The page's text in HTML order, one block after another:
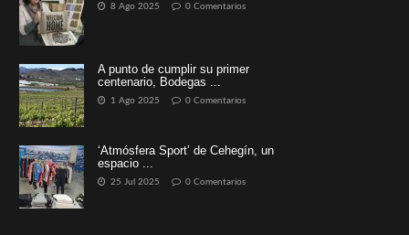
8 Ago 2025 0 Comentarios
A punto de cumplir su primer
centenario, Bodegas ...
1 Ago 2025 0 Comentarios
‘Atmósfera Sport’ de Cehegín, un
espacio ...
25 Jul 2025 0 Comentarios